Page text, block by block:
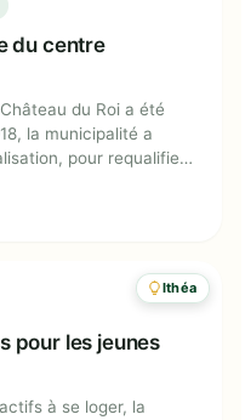
du centre
du centre
du Roi a été
la municipalité a
pour requalifier
pour les
Ithéa
pour les jeunes
à se loger, la